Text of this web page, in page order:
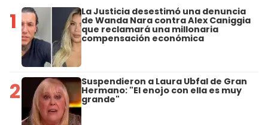
1 La Justicia desestimó una denuncia
de Wanda Nara contra Alex Caniggia
que reclamará una millonaria
compensación económica
2 Suspendieron a Laura Ubfal de Gran
Hermano: "El enojo con ella es muy
grande"